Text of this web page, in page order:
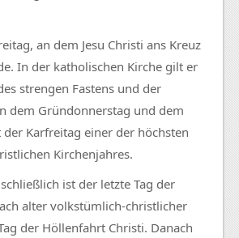
an dem Jesu Christi ans Kreuz
In der katholischen Kirche gilt er
strengen Fastens und der
dem Gründonnerstag und dem
Karfreitag einer der höchsten
Kirchenjahres.
ist der letzte Tag der
alter volkstümlich-christlicher
der Höllenfahrt Christi. Danach